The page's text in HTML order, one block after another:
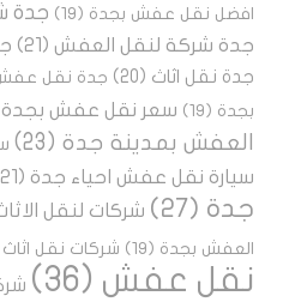
افضل نقل عفش بجدة (19) جدة
جدة شركة لنقل العفش (21)
جدة نقل اثاث (20) جدة نقل
بجدة (19) سعر نقل عفش بجدة
العفش بمدينة جدة (23)
سيارة نقل عفش احياء جدة (21)
جدة (27) شركات لنقل
العفش بجدة (19) شركات نقل
نقل عفش (36)